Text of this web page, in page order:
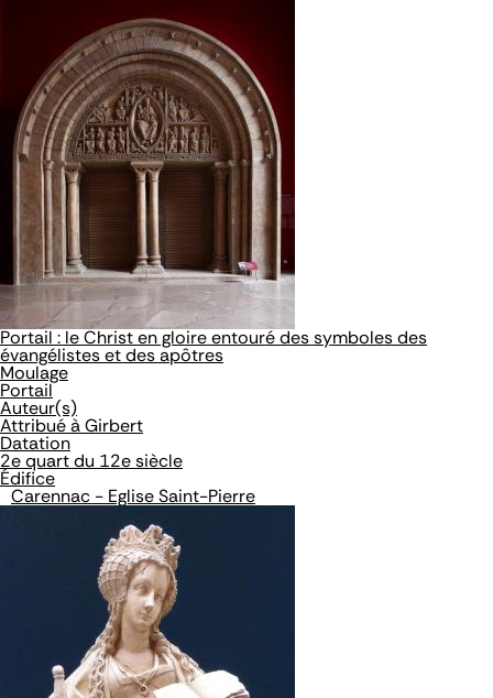
Portail : le Christ en gloire entouré des symboles des
évangélistes et des apôtres
Moulage
Portail
Auteur(s)
Attribué à Girbert
Datation
2e quart du 12e siècle
Édifice
Carennac - Eglise Saint-Pierre